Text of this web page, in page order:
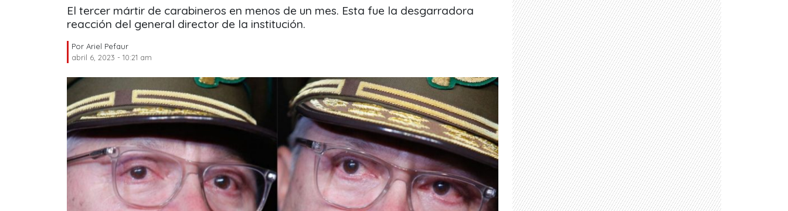
El tercer mártir de carabineros en menos de un mes. Esta fue la desgarradora
reacción del general director de la institución.
Por Ariel Pefaur
abril 6, 2023 - 10:21 am